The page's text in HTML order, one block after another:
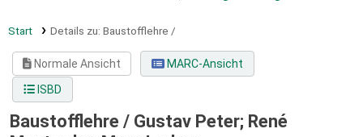
Start Details zu: Baustofflehre /
Normale Ansicht
MARC-Ansicht
ISBD
Baustofflehre / Gustav Peter; René